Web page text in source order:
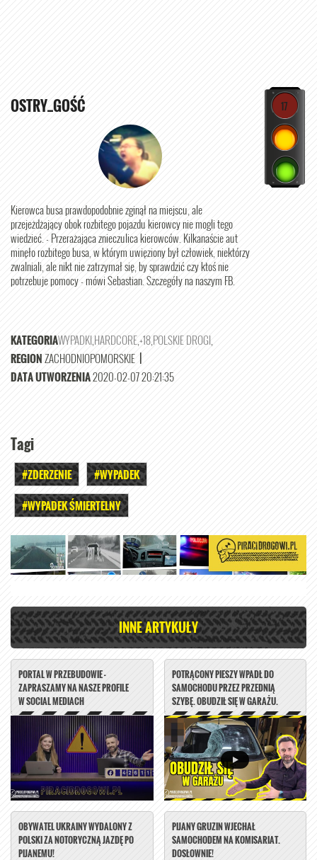
OSTRY_GOŚĆ
Kierowca busa prawdopodobnie zginął na miejscu, ale
przejeżdżający obok rozbitego pojazdu kierowcy nie mogli tego
wiedzieć. - Przerażająca znieczulica kierowców. Kilkanaście aut
minęło rozbitego busa, w którym uwięziony był człowiek, niektórzy
zwalniali, ale nikt nie zatrzymał się, by sprawdzić czy ktoś nie
potrzebuje pomocy - mówi Sebastian. Szczegóły na naszym FB.
KATEGORIAWYPADKIHARDCORE+18POLSKIE DROGI
REGIONZACHODNIOPOMORSKIE
DATA UTWORZENIA2020-02-07 20:21:35
Tagi
#ZDERZENIE
#WYPADEK
#WYPADEK ŚMIERTELNY
17
INNE ARTYKUŁY
PORTAL W PRZEBUDOWIE -
ZAPRASZAMY NA NASZE PROFILE
W SOCIAL MEDIACH
POTRĄCONY PIESZY WPADŁ DO
SAMOCHODU PRZEZ PRZEDNIĄ
SZYBĘ. OBUDZIŁ SIĘ W GARAŻU.
OBYWATEL UKRAINY WYDALONY Z
POLSKI ZA NOTORYCZNĄ JAZDĘ PO
PIJANEMU!
PIJANY GRUZIN WJECHAŁ
SAMOCHODEM NA KOMISARIAT.
DOSŁOWNIE!